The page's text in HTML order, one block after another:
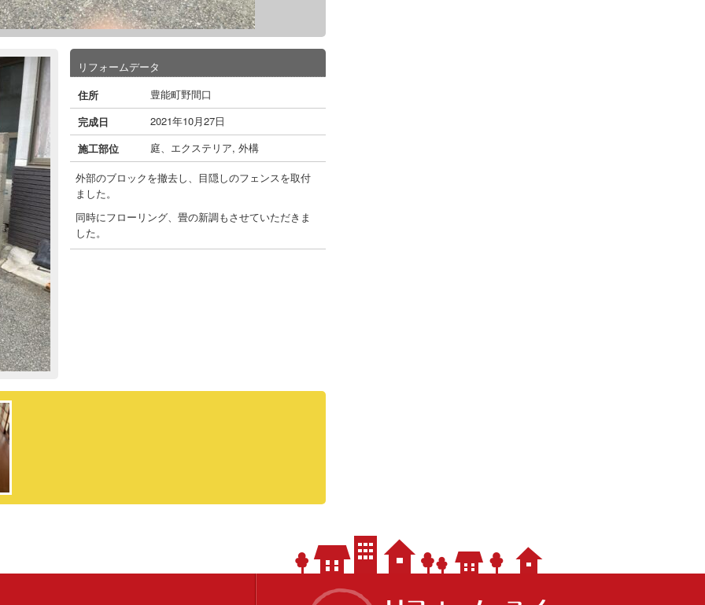
リフォームデータ
住所
豊能町野間口
完成日
2021年10月27日
施工部位
庭、エクステリア, 外構
外部のブロックを撤去し、目隠しのフェンスを取付
ました。
同時にフローリング、畳の新調もさせていただきま
した。